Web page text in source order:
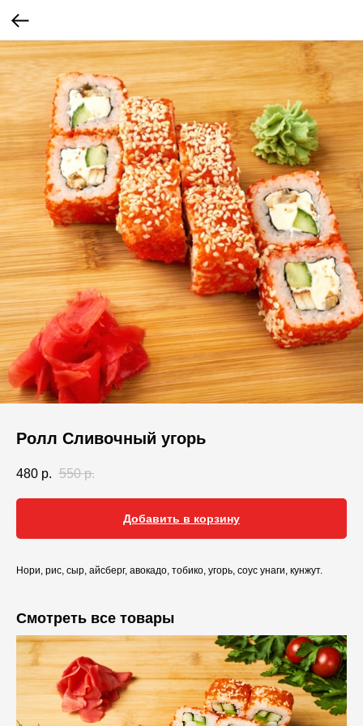
Ролл Сливочный угорь
480 р. 550 р.
Добавить в корзину
Нори, рис, сыр, айсберг, авокадо, тобико, угорь, соус унаги, кунжут.
Смотреть все товары